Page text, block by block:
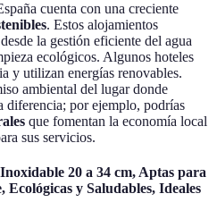
cuenta con una creciente
. Estos alojamientos
la gestión eficiente del agua
ecológicos. Algunos hoteles
y utilizan energías renovables.
ambiental del lugar donde
diferencia; por ejemplo, podrías
que fomentan la economía local
sus servicios.
20 a 34 cm, Aptas para
y Saludables, Ideales